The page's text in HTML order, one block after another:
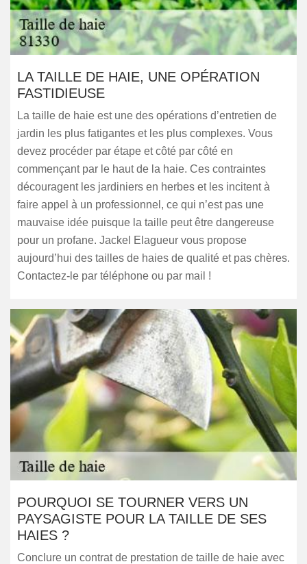
LA TAILLE DE HAIE, UNE OPÉRATION
FASTIDIEUSE
La taille de haie est une des opérations d’entretien de
jardin les plus fatigantes et les plus complexes. Vous
devez procéder par étape et côté par côté en
commençant par le haut de la haie. Ces contraintes
découragent les jardiniers en herbes et les incitent à
faire appel à un professionnel, ce qui n’est pas une
mauvaise idée puisque la taille peut être dangereuse
pour un profane. Jackel Elagueur vous propose
aujourd’hui des tailles de haies de qualité et pas chères.
Contactez-le par téléphone ou par mail !
POURQUOI SE TOURNER VERS UN
PAYSAGISTE POUR LA TAILLE DE SES
HAIES ?
Conclure un contrat de prestation de taille de haie avec